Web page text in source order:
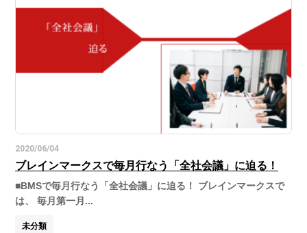
2020/06/04
ブレインマークスで毎月行なう「全社会議」に迫る！
■BMSで毎月行なう「全社会議」に迫る！ ブレインマークスで
は、 毎月第一月...
未分類